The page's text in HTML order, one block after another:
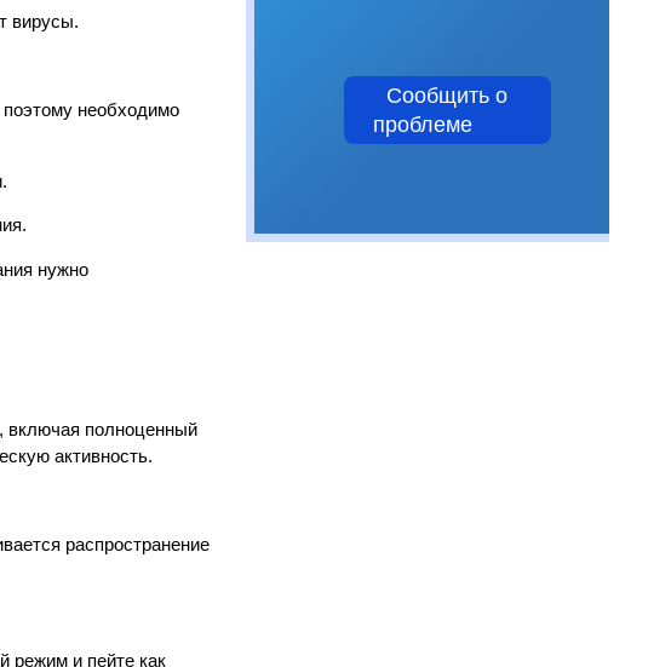
Сообщить о
проблеме
вирусы.
необходимо
нужно
включая полноценный
активность.
распространение
режим и пейте как